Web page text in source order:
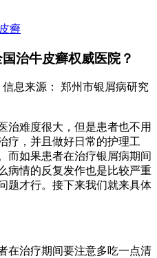
癣
治牛皮癣权威医院？
息来源： 郑州市银屑病研究
治难度很大，但是患者也不用
疗，并且做好日常的护理工
而如果患者在治疗银屑病期间
病情的反复发作也是比较严重
题才行。接下来我们就来具体
在治疗期间要注意多吃一点清